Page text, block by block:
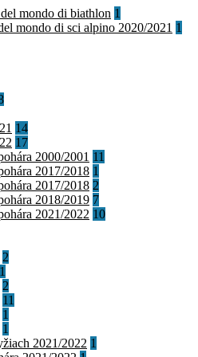
mondo di biathlon 1
mondo di sci alpino 2020/2021 1
14
17
2000/2001 11
2017/2018 1
2017/2018 2
2018/2019 7
2021/2022 10
2
1
2
11
1
1
2021/2022 1